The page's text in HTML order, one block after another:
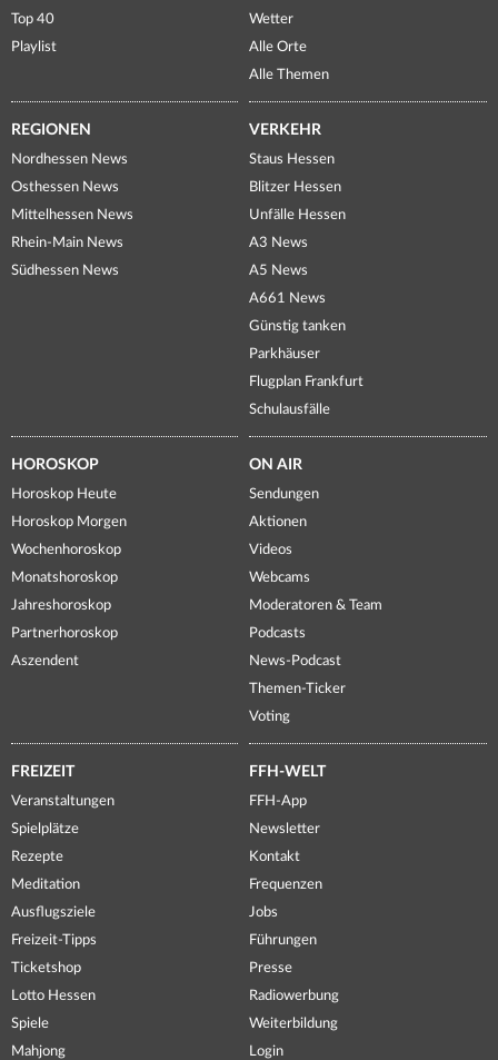
Top 40
Playlist
Wetter
Alle Orte
Alle Themen
REGIONEN
Nordhessen News
Osthessen News
Mittelhessen News
Rhein-Main News
Südhessen News
VERKEHR
Staus Hessen
Blitzer Hessen
Unfälle Hessen
A3 News
A5 News
A661 News
Günstig tanken
Parkhäuser
Flugplan Frankfurt
Schulausfälle
HOROSKOP
Horoskop Heute
Horoskop Morgen
Wochenhoroskop
Monatshoroskop
Jahreshoroskop
Partnerhoroskop
Aszendent
ON AIR
Sendungen
Aktionen
Videos
Webcams
Moderatoren & Team
Podcasts
News-Podcast
Themen-Ticker
Voting
FREIZEIT
Veranstaltungen
Spielplätze
Rezepte
Meditation
Ausflugsziele
Freizeit-Tipps
Ticketshop
Lotto Hessen
Spiele
Mahjong
FFH-WELT
FFH-App
Newsletter
Kontakt
Frequenzen
Jobs
Führungen
Presse
Radiowerbung
Weiterbildung
Login